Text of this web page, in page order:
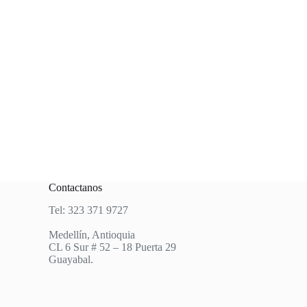
Contactanos
Tel: 323 371 9727
Medellín, Antioquia
CL 6 Sur # 52 – 18 Puerta 29
Guayabal.